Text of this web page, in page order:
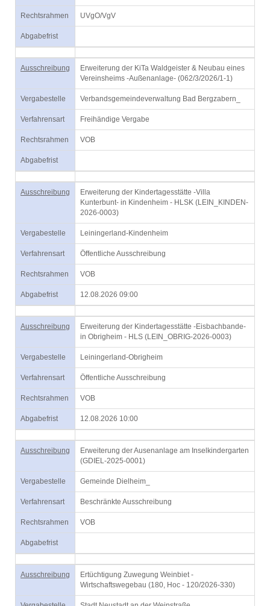
Rechtsrahmen UVgO/VgV
Abgabefrist
Ausschreibung
Erweiterung der KiTa Waldgeister & Neubau eines
Vereinsheims -Außenanlage- (062/3/2026/1-1)
Vergabestelle Verbandsgemeindeverwaltung Bad Bergzabern_
Verfahrensart Freihändige Vergabe
Rechtsrahmen VOB
Abgabefrist
Ausschreibung
Erweiterung der Kindertagesstätte -Villa
Kunterbunt- in Kindenheim - HLSK (LEIN_KINDEN-
2026-0003)
Vergabestelle Leiningerland-Kindenheim
Verfahrensart Öffentliche Ausschreibung
Rechtsrahmen VOB
Abgabefrist 12.08.2026 09:00
Ausschreibung
Erweiterung der Kindertagesstätte -Eisbachbande-
in Obrigheim - HLS (LEIN_OBRIG-2026-0003)
Vergabestelle Leiningerland-Obrigheim
Verfahrensart Öffentliche Ausschreibung
Rechtsrahmen VOB
Abgabefrist 12.08.2026 10:00
Ausschreibung
Erweiterung der Ausenanlage am Inselkindergarten
(GDIEL-2025-0001)
Vergabestelle Gemeinde Dielheim_
Verfahrensart Beschränkte Ausschreibung
Rechtsrahmen VOB
Abgabefrist
Ausschreibung
Ertüchtigung Zuwegung Weinbiet -
Wirtschaftswegebau (180, Hoc - 120/2026-330)